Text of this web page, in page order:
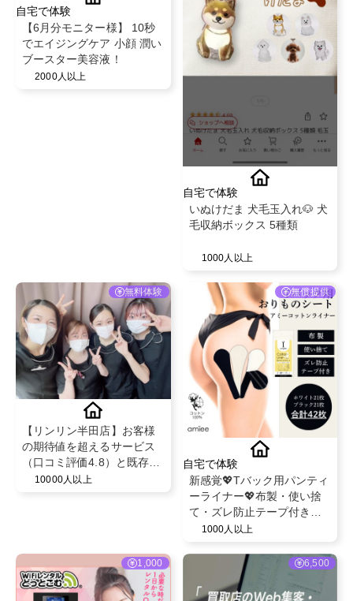
自宅で体験
【6月分モニター様】 10秒
でエイジングケア 小顔 潤い
ブースター美容液！
2000人以上
自宅で体験
いぬけだま 犬毛玉入れ🐶 犬
毛収納ボックス 5種類
1000人以上
無料体験
【リンリン半田店】お客様
の期待値を超えるサービス
（口コミ評価4.8）と既存の
お客様からの紹介率が50％
10000人以上
無償提供
自宅で体験
新感覚💖Tバック用パンティ
ーライナー💖布製・使い捨
て・ズレ防止テープ付き
【アミーコットンライナー
@amiee_by_ayuwa
1000人以上
1,000 6,500